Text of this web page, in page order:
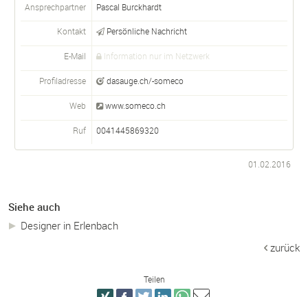
Ansprechpartner Pascal Burckhardt
Kontakt Persönliche Nachricht
E-Mail Information nur im Netzwerk
Profiladresse dasauge.ch/-someco
Web www.someco.ch
Ruf 0041445869320
01.02.2016
Siehe auch
Designer in Erlenbach
zurück
Teilen